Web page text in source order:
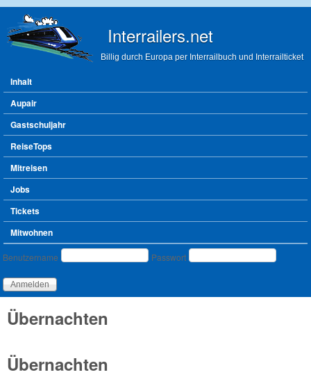
Interrailers.net
Billig durch Europa per Interrailbuch und Interrailticket
Hauptmenü
Inhalt
Aupair
Gastschuljahr
ReiseTops
Mitreisen
Jobs
Tickets
Mitwohnen
Benutzeranmeldung
Benutzername Passwort
Übernachten
Übernachten